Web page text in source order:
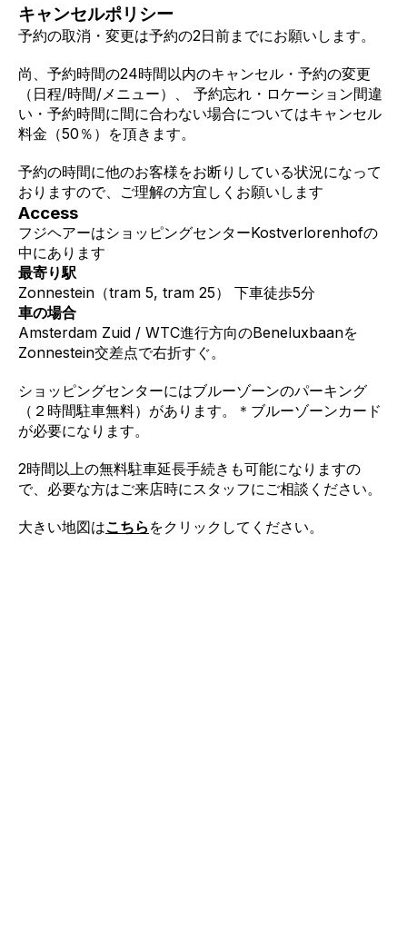
キャンセルポリシー
予約の取消・変更は予約の2日前までにお願いします。
尚、予約時間の24時間以内のキャンセル・予約の変更
（日程/時間/メニュー）、 予約忘れ・ロケーション間違
い・予約時間に間に合わない場合についてはキャンセル
料金（50％）を頂きます。
予約の時間に他のお客様をお断りしている状況になって
おりますので、ご理解の方宜しくお願いします
Access
フジヘアーはショッピングセンターKostverlorenhofの
中にあります
最寄り駅
Zonnestein（tram 5, tram 25） 下車徒歩5分
車の場合
Amsterdam Zuid / WTC進行方向のBeneluxbaanを
Zonnestein交差点で右折すぐ。
ショッピングセンターにはブルーゾーンのパーキング
（２時間駐車無料）があります。＊ブルーゾーンカード
が必要になります。
2時間以上の無料駐車延長手続きも可能になりますの
で、必要な方はご来店時にスタッフにご相談ください。
大きい地図はこちら をクリックしてください。